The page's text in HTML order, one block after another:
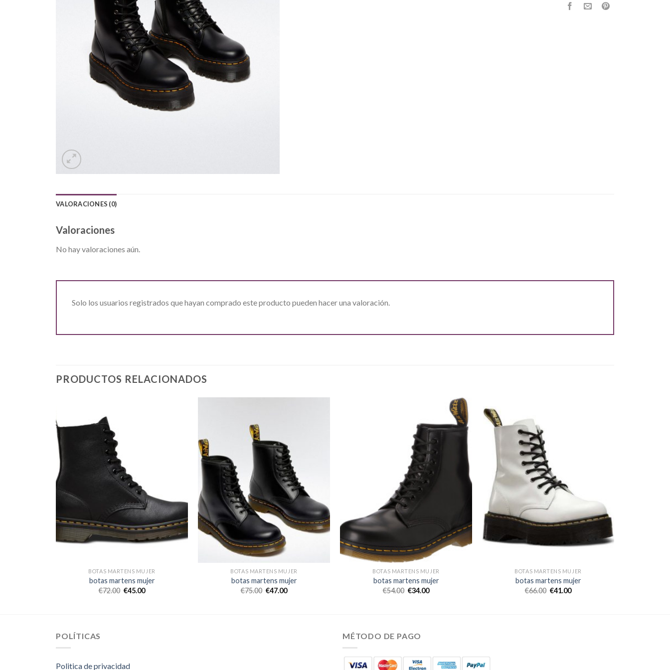
VALORACIONES (0)
Valoraciones
No hay valoraciones aún.
Solo los usuarios registrados que hayan comprado este producto pueden hacer una valoración.
PRODUCTOS RELACIONADOS
BOTAS MARTENS MUJER
botas martens mujer
€72.00 €45.00
BOTAS MARTENS MUJER
botas martens mujer
€75.00 €47.00
BOTAS MARTENS MUJER
botas martens mujer
€54.00 €34.00
BOTAS MARTENS MUJER
botas martens mujer
€66.00 €41.00
POLÍTICAS
Politica de privacidad
MÉTODO DE PAGO